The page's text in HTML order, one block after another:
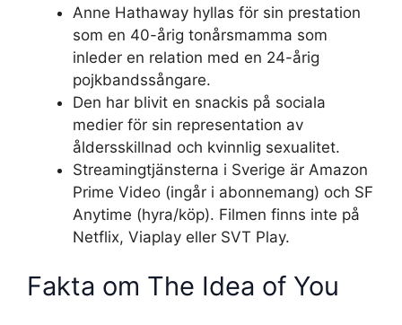
Anne Hathaway hyllas för sin prestation
som en 40-årig tonårsmamma som
inleder en relation med en 24-årig
pojkbandssångare.
Den har blivit en snackis på sociala
medier för sin representation av
åldersskillnad och kvinnlig sexualitet.
Streamingtjänsterna i Sverige är Amazon
Prime Video (ingår i abonnemang) och SF
Anytime (hyra/köp). Filmen finns inte på
Netflix, Viaplay eller SVT Play.
Fakta om The Idea of You